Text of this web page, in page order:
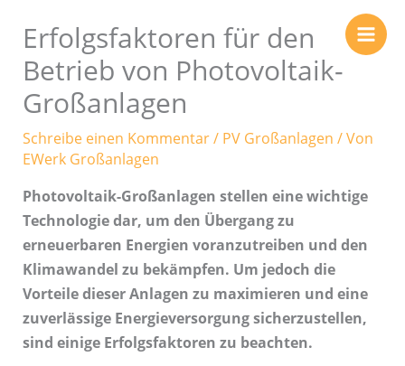
Inhalt
springen
Erfolgsfaktoren für den
Betrieb von Photovoltaik-
Großanlagen
Schreibe einen Kommentar/ PV Großanlagen / Von
EWerk Großanlagen
Photovoltaik-Großanlagen stellen eine wichtige
Technologie dar, um den Übergang zu
erneuerbaren Energien voranzutreiben und den
Klimawandel zu bekämpfen. Um jedoch die
Vorteile dieser Anlagen zu maximieren und eine
zuverlässige Energieversorgung sicherzustellen,
sind einige Erfolgsfaktoren zu beachten.